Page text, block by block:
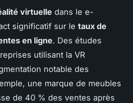
virtuelle dans le e-
significatif sur le taux de
en ligne. Des études
utilisant la VR
notable des
une marque de meubles
de 40 % des ventes après